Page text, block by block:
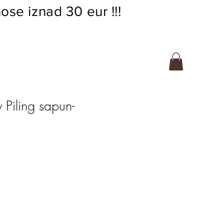
iznad 30 eur !!!
sapun-